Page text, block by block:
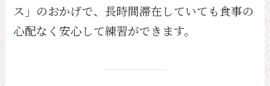
ス」のおかげで、長時間滞在していても食事の
心配なく安心して練習ができます。